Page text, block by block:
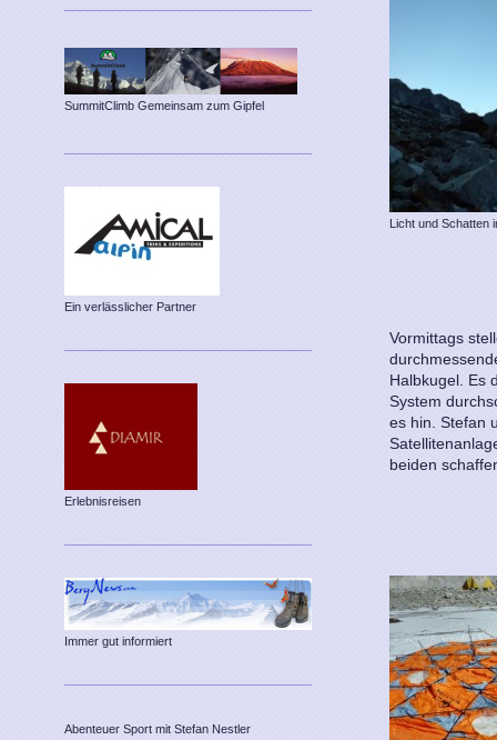
Licht und Schatten
Vormittags
Halbkugel. Es
System
es hin. Stefan
beiden
SummitClimb Gemeinsam zum Gipfel
Ein verlässlicher Partner
Erlebnisreisen
Immer gut informiert
Abenteuer Sport mit Stefan Nestler